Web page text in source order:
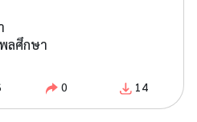
ลศึกษา
0 14